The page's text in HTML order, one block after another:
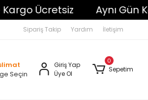
Ücretsiz Aynı Gün Kargo
Sipariş Takip Yardım İletişim
Seçin
Giriş Yap
Üye Ol
0
Sepetim